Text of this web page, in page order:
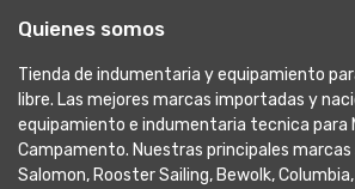
Quienes somos
Tienda de indumentaria y equipamiento
libre. Las mejores marcas importadas y
equipamiento e indumentaria tecnica para
Campamento. Nuestras principales marcas
Salomon, Rooster Sailing, Bewolk,